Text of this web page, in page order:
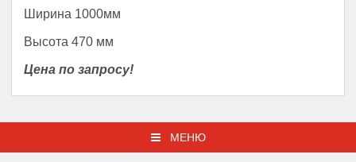
Ширина 1000мм
Высота 470 мм
Цена по запросу!
МЕНЮ